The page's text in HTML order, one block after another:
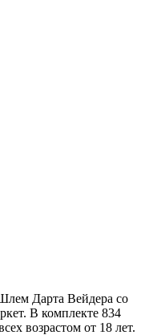
Дарта Вейдера со
В комплекте 834
возрастом от 18 лет.